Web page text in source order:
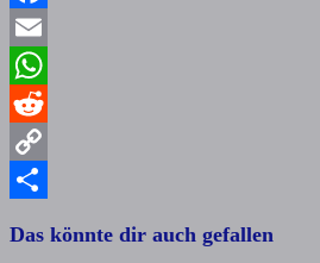
Facebook
Email
WhatsApp
Reddit
Copy
Das könnte dir auch gefallen